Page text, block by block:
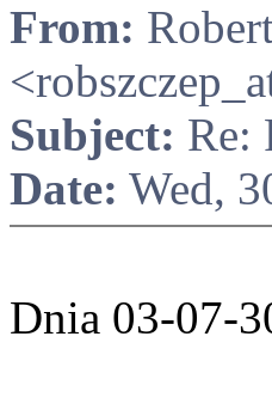
From:
Subject: Re:
Date: Wed,
Dnia 03-07-